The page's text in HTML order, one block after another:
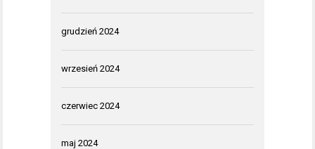
grudzień 2024
wrzesień 2024
czerwiec 2024
maj 2024